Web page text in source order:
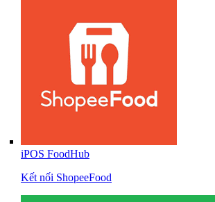
iPOS FoodHub
Kết nối ShopeeFood